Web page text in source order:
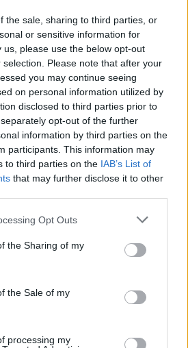
the sale, sharing to third parties, or
or sensitive information for
please use the below opt-out
Please note that after your
you may continue seeing
on personal information utilized by
disclosed to third parties prior to
opt-out of the further
information by third parties on the
participants. This information may
to third parties on the IAB’s List of
that may further disclose it to other
app uses one or more Google
usage behaviour. You may click to
Google and its third-party tags to
specified purposes in below Google
Opt Outs
the Sharing of my
the Sale of my
processing my
Követem
SZILVESZTER
#SZTRÁJK #KIRÚG
KIRÚGÁS